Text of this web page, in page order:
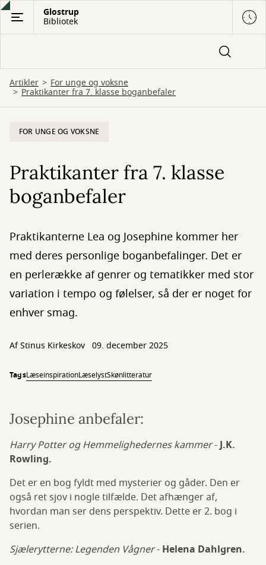
Gå
hovedindhold
Glostrup
Bibliotek
Artikler For unge og voksne
Praktikanter fra 7. klasse boganbefaler
FOR UNGE OG VOKSNE
Praktikanter fra 7. klasse
boganbefaler
Praktikanterne Lea og Josephine kommer her
med deres personlige boganbefalinger. Det er
en perlerække af genrer og tematikker med stor
variation i tempo og følelser, så der er noget for
enhver smag.
AfStinus Kirkeskov 09. december 2025
TagsLæseinspirationLæselystSkønlitteratur
Josephine anbefaler:
Harry Potter og Hemmelighedernes kammer-J.K.
Rowling.
Det er en bog fyldt med mysterier og gåder. Den er
også ret sjov i nogle tilfælde. Det afhænger af,
hvordan man ser dens perspektiv. Dette er 2. bog i
serien.
Sjælerytterne: Legenden Vågner- Helena Dahlgren.